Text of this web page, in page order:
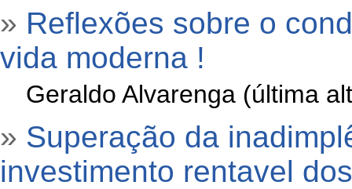
» Reflexões sobre o
vida moderna !
Geraldo Alvarenga (última
» Superação da
investimento rentavel